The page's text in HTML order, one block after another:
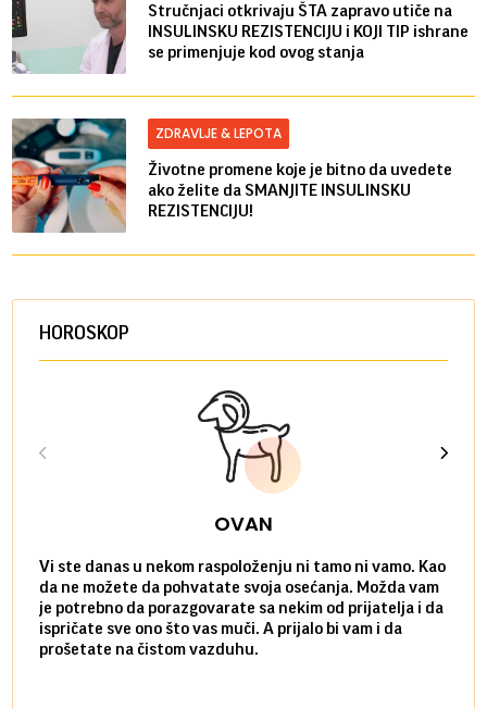
Stručnjaci otkrivaju ŠTA zapravo utiče na
INSULINSKU REZISTENCIJU i KOJI TIP ishrane
se primenjuje kod ovog stanja
ZDRAVLJE & LEPOTA
Životne promene koje je bitno da uvedete
ako želite da SMANJITE INSULINSKU
REZISTENCIJU!
HOROSKOP
OVAN
Vi ste danas u nekom raspoloženju ni tamo ni vamo. Kao
da ne možete da pohvatate svoja osećanja. Možda vam
je potrebno da porazgovarate sa nekim od prijatelja i da
ispričate sve ono što vas muči. A prijalo bi vam i da
prošetate na čistom vazduhu.